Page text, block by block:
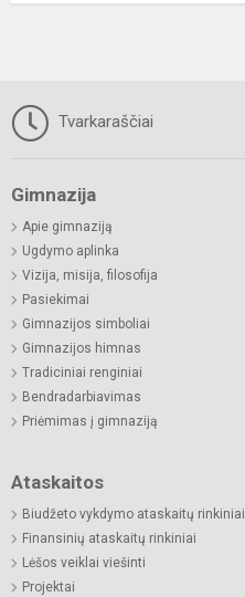
Tvarkaraščiai
Gimnazija
Apie gimnaziją
Ugdymo aplinka
Vizija, misija, filosofija
Pasiekimai
Gimnazijos simboliai
Gimnazijos himnas
Tradiciniai renginiai
Bendradarbiavimas
Priėmimas į gimnaziją
Ataskaitos
Biudžeto vykdymo ataskaitų rinkiniai
Finansinių ataskaitų rinkiniai
Lėšos veiklai viešinti
Projektai